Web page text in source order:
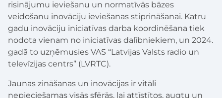
risinājumu ieviešanu un normatīvās bāzes
veidošanu inovāciju ieviešanas stiprināšanai. Katru
gadu inovāciju iniciatīvas darba koordinēšana tiek
nodota vienam no iniciatīvas dalībniekiem, un 2024.
gadā to uzņēmusies VAS “Latvijas Valsts radio un
televīzijas centrs” (LVRTC).
Jaunas zināšanas un inovācijas ir vitāli
nepieciešamas visās sfērās, lai attīstītos, augtu un